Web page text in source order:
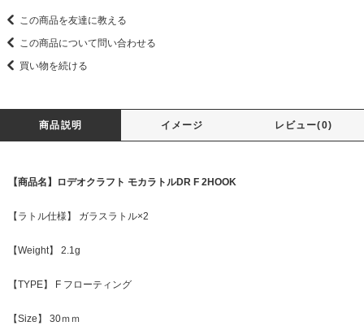
この商品を友達に教える
この商品について問い合わせる
買い物を続ける
商品説明 イメージ レビュー(0)
【商品名】ロデオクラフト モカラトルDR F 2HOOK
【ラトル仕様】 ガラスラトル×2
【Weight】 2.1g
【TYPE】 F フローティング
【Size】 30ｍｍ